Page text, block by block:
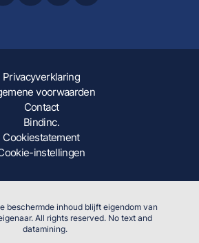
Privacyverklaring
voorwaarden
Contact
Bindinc.
Cookiestatement
instellingen
beschermde inhoud blijft eigendom van
All rights reserved. No text and
datamining.